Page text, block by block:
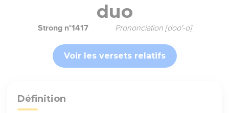
duo
Strong n°1417 Prononciation [doo'-o]
Voir les versets relatifs
Définition